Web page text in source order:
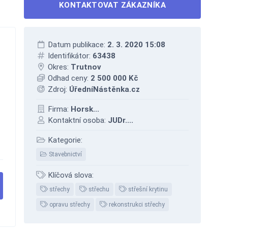
KONTAKTOVAT ZÁKAZNÍKA
Datum publikace: 2. 3. 2020 15:08
Identifikátor: 63438
Okres: Trutnov
Odhad ceny: 2 500 000 Kč
Zdroj: ÚředníNástěnka.cz
Firma: Horsk...
Kontaktní osoba: JUDr....
Kategorie:
Stavebnictví
Klíčová slova:
střechy střechu střešní krytinu
opravu střechy rekonstrukci střechy